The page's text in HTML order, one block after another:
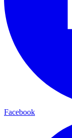
Facebook